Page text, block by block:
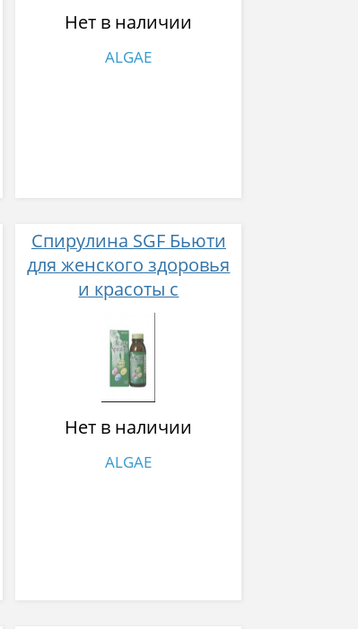
Нет в наличии
ALGAE
Спирулина SGF Бьюти
для женского здоровья
и красоты с
молочнокислыми
бактериями и магнием
550 таблеток
Нет в наличии
ALGAE